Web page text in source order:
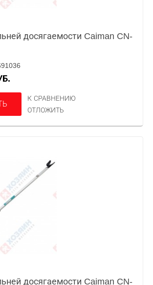
досягаемости Caiman CN-
К СРАВНЕНИЮ
ОТЛОЖИТЬ
досягаемости Caiman CN-